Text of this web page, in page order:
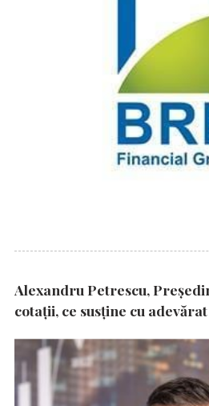
Alexandru Petrescu,
cotații, ce susține cu